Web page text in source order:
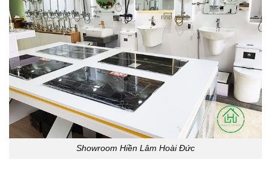
Showroom Hiền Lâm Hoài Đức